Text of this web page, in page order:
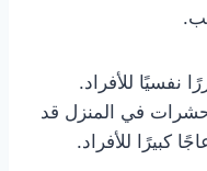
للأفراد.
في المنزل قد
كبيرًا للأفراد.